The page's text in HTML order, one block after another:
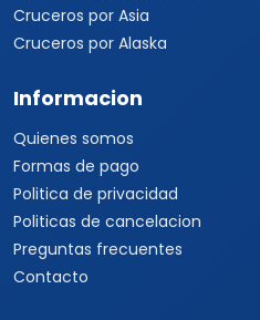
Cruceros por Asia
Cruceros por Alaska
Informacion
Quienes somos
Formas de pago
Politica de privacidad
Politicas de cancelacion
Preguntas frecuentes
Contacto